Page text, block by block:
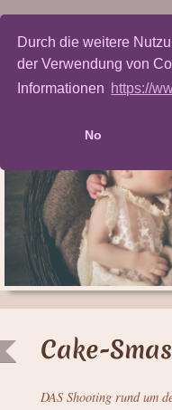
Durch die weitere
der Verwendung von
Informationen https://
No
Cake-
DAS Shooting rund um